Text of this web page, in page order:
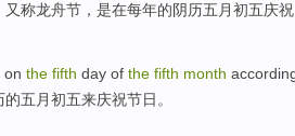
又称龙舟节， 是在每年的阴历五月初五庆祝
on the fifth day of the fifth month
的五月初五来庆祝节日 。